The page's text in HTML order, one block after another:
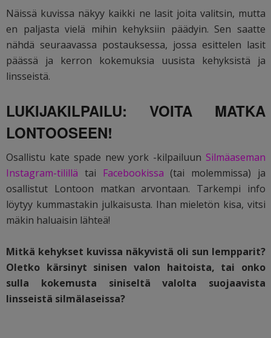
Näissä kuvissa näkyy kaikki ne lasit joita valitsin, mutta
en paljasta vielä mihin kehyksiin päädyin. Sen saatte
nähdä seuraavassa postauksessa, jossa esittelen lasit
päässä ja kerron kokemuksia uusista kehyksistä ja
linsseistä.
LUKIJAKILPAILU: VOITA MATKA
LONTOOSEEN!
Osallistu kate spade new york -kilpailuunSilmäaseman
Instagram-tilillä tai Facebookissa (tai molemmissa) ja
osallistut Lontoon matkan arvontaan. Tarkempi info
löytyy kummastakin julkaisusta. Ihan mieletön kisa, vitsi
mäkin haluaisin lähteä!
Mitkä kehykset kuvissa näkyvistä oli sun lempparit?
Oletko kärsinyt sinisen valon haitoista, tai onko
sulla kokemusta siniseltä valolta suojaavista
linsseistä silmälaseissa?